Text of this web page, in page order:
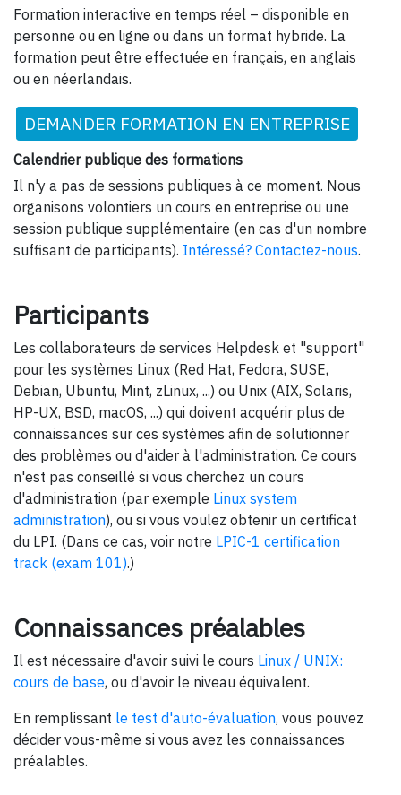
Formation interactive en temps réel – disponible en
personne ou en ligne ou dans un format hybride. La
formation peut être effectuée en français, en anglais
ou en néerlandais.
DEMANDER FORMATION EN ENTREPRISE
Calendrier publique des formations
Il n'y a pas de sessions publiques à ce moment. Nous
organisons volontiers un cours en entreprise ou une
session publique supplémentaire (en cas d'un nombre
suffisant de participants). Intéressé? Contactez-nous.
Participants
Les collaborateurs de services Helpdesk et "support"
pour les systèmes Linux (Red Hat, Fedora, SUSE,
Debian, Ubuntu, Mint, zLinux, ...) ou Unix (AIX, Solaris,
HP-UX, BSD, macOS, ...) qui doivent acquérir plus de
connaissances sur ces systèmes afin de solutionner
des problèmes ou d'aider à l'administration. Ce cours
n'est pas conseillé si vous cherchez un cours
d'administration (par exemple Linux system
administration), ou si vous voulez obtenir un certificat
du LPI. (Dans ce cas, voir notre LPIC-1 certification
track (exam 101).)
Connaissances préalables
Il est nécessaire d'avoir suivi le cours Linux / UNIX:
cours de base, ou d'avoir le niveau équivalent.
En remplissant le test d'auto-évaluation, vous pouvez
décider vous-même si vous avez les connaissances
préalables.